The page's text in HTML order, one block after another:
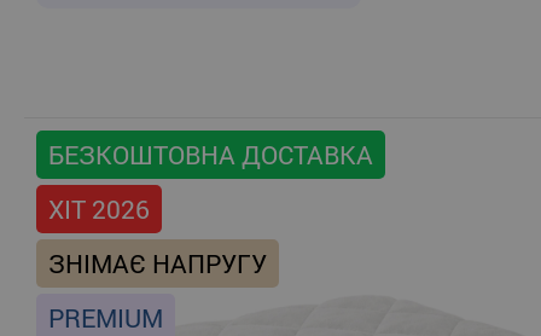
БЕЗКОШТОВНА ДОСТАВКА
ХІТ 2026
ЗНІМАЄ НАПРУГУ
PREMIUM